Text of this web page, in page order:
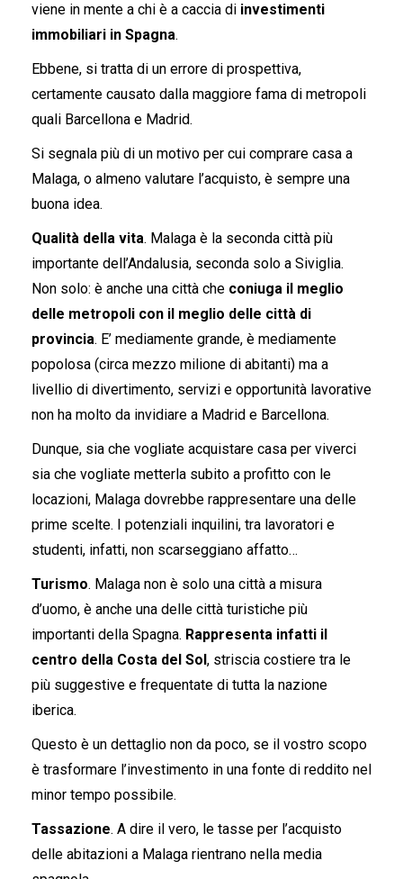
viene in mente a chi è a caccia di investimenti
immobiliari in Spagna.
Ebbene, si tratta di un errore di prospettiva,
certamente causato dalla maggiore fama di metropoli
quali Barcellona e Madrid.
Si segnala più di un motivo per cui comprare casa a
Malaga, o almeno valutare l’acquisto, è sempre una
buona idea.
Qualità della vita. Malaga è la seconda città più
importante dell’Andalusia, seconda solo a Siviglia.
Non solo: è anche una città che coniuga il meglio
delle metropoli con il meglio delle città di
provincia. E’ mediamente grande, è mediamente
popolosa (circa mezzo milione di abitanti) ma a
livellio di divertimento, servizi e opportunità lavorative
non ha molto da invidiare a Madrid e Barcellona.
Dunque, sia che vogliate acquistare casa per viverci
sia che vogliate metterla subito a profitto con le
locazioni, Malaga dovrebbe rappresentare una delle
prime scelte. I potenziali inquilini, tra lavoratori e
studenti, infatti, non scarseggiano affatto…
Turismo. Malaga non è solo una città a misura
d’uomo, è anche una delle città turistiche più
importanti della Spagna. Rappresenta infatti il
centro della Costa del Sol , striscia costiere tra le
più suggestive e frequentate di tutta la nazione
iberica.
Questo è un dettaglio non da poco, se il vostro scopo
è trasformare l’investimento in una fonte di reddito nel
minor tempo possibile.
Tassazione. A dire il vero, le tasse per l’acquisto
delle abitazioni a Malaga rientrano nella media